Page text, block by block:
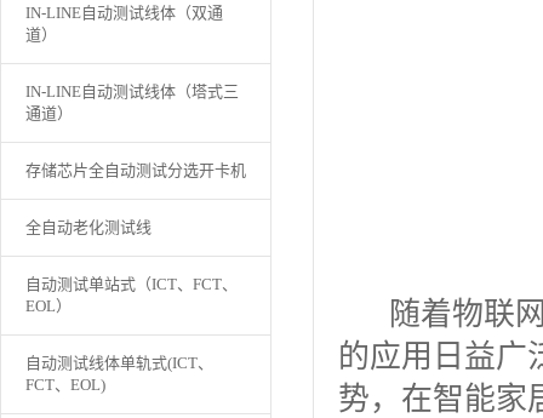
IN-LINE自动测试线体（双通
道）
IN-LINE自动测试线体（塔式三
通道）
存储芯片全自动测试分选开卡机
全自动老化测试线
自动测试单站式（ICT、FCT、
EOL）
自动测试线体单轨式(ICT、
FCT、EOL)
随着物联网
的应用日益广
势，在智能家